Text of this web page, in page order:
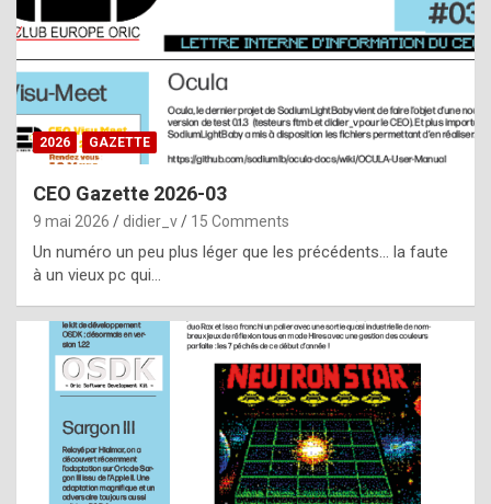
t
a
s
i
e
f
o
m
m
a
y
b
2026 GAZETTE
CEO Gazette 2026-03
9 mai 2026 didier_v 15 Comments
Un numéro un peu plus léger que les précédents… la faute
à un vieux pc qui…